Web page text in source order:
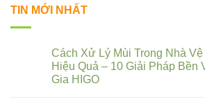
TIN MỚI NHẤT
Cách Xử Lý Mùi Trong Nhà
Hiệu Quả – 10 Giải Pháp Bền
Gia HIGO